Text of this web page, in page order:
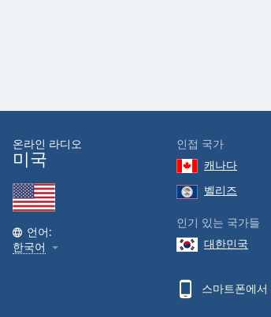
a
window.
dialog
window.
Escape
온라인 라디오
미국
언어:
한국어
인접 국가
캐나다
벨리즈
인기 있는 국가들
대한민국
스마트폰에서